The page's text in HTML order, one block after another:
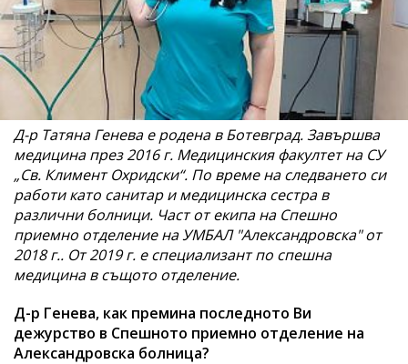
Д-р Татяна Генева е родена в Ботевград. Завършва
медицина през 2016 г. Медицинския факултет на СУ
„Св. Климент Охридски“. По време на следването си
работи като санитар и медицинска сестра в
различни болници. Част от екипа на Спешно
приемно отделение на УМБАЛ "Александровска" от
2018 г.. От 2019 г. е специализант по спешна
медицина в същото отделение.
Д-р Генева, как премина последното Ви
дежурство в Спешното приемно отделение на
Александровска болница?